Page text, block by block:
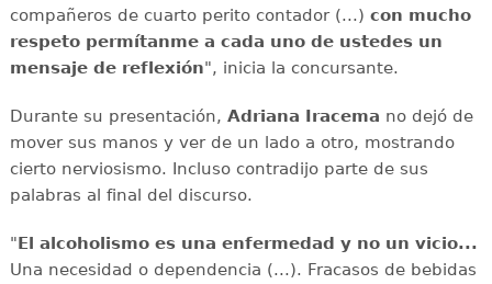
compañeros de cuarto perito contador (...) con mucho
respeto permítanme a cada uno de ustedes un
mensaje de reflexión", inicia la concursante.
Durante su presentación, Adriana Iracema no dejó de
mover sus manos y ver de un lado a otro, mostrando
cierto nerviosismo. Incluso contradijo parte de sus
palabras al final del discurso.
"El alcoholismo es una enfermedad y no un vicio...
Una necesidad o dependencia (...). Fracasos de bebidas